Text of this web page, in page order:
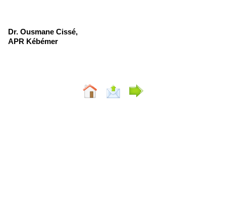
Dr. Ousmane Cissé,
APR Kébémer